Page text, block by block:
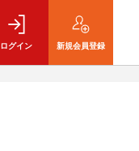
ログイン 新規会員登録